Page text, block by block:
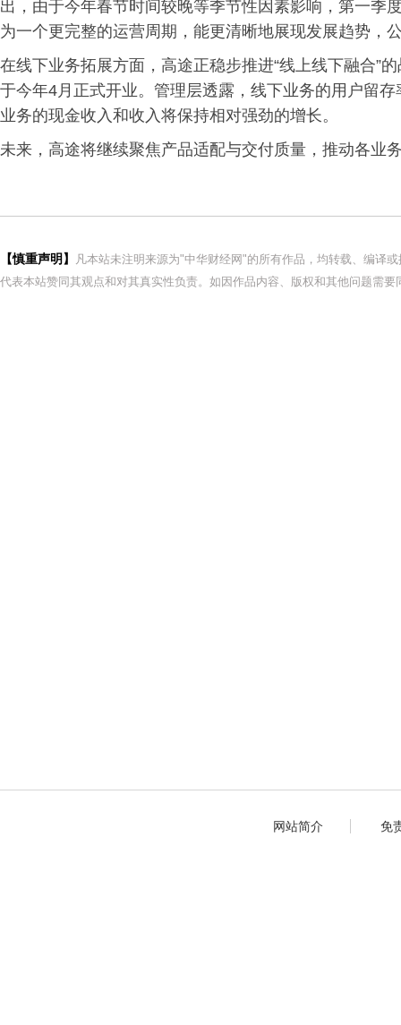
出，由于今年春节时间较晚等季节性因素影响，第一季
为一个更完整的运营周期，能更清晰地展现发展趋势，
在线下业务拓展方面，高途正稳步推进“线上线下融合”
于今年4月正式开业。管理层透露，线下业务的用户留
业务的现金收入和收入将保持相对强劲的增长。
未来，高途将继续聚焦产品适配与交付质量，推动各业
【慎重声明】
凡本站未注明来源为"中华财经网"的所有作品，均转载、编译
代表本站赞同其观点和对其真实性负责。如因作品内容、版权和其他问题需
网站简介 免